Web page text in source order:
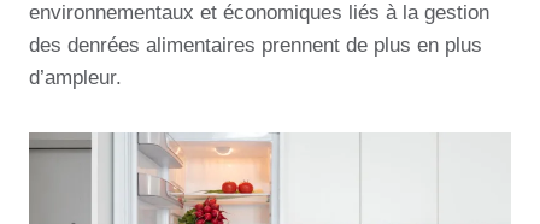
environnementaux et économiques liés à la gestion
des denrées alimentaires prennent de plus en plus
d’ampleur.